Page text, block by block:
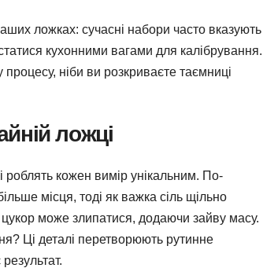
ложках: сучасні набори часто вказують
кухонними вагами для калібрування.
ніби ви розкриваєте таємниці
ложці
роблять кожен вимір унікальним. По-
місця, тоді як важка сіль щільно
може злипатися, додаючи зайву масу.
Ці деталі перетворюють рутинне